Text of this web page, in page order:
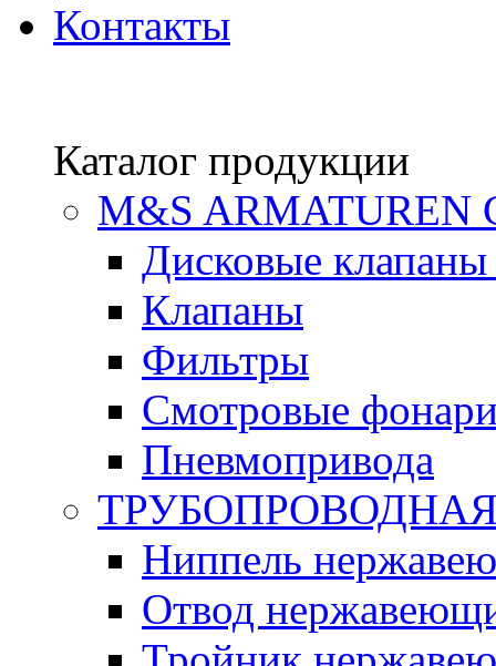
Контакты
Каталог продукции
М&S ARMATUREN
Дисковые
Клапаны
Фильтры
Смотровые
Пневмопривода
Ниппель
Отвод